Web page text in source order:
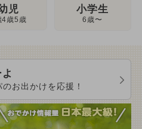
児
4歳5歳
小学生
6歳〜
お出かけを応援！